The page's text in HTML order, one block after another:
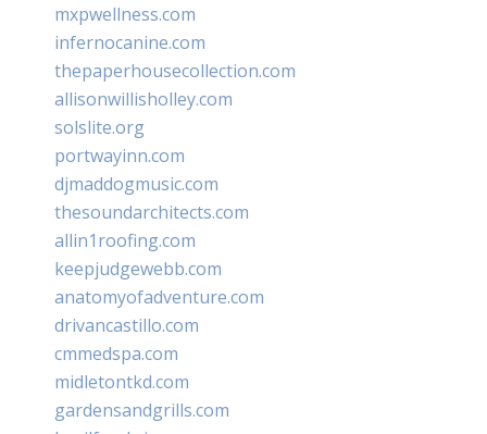
mxpwellness.com
infernocanine.com
thepaperhousecollection.com
allisonwillisholley.com
solslite.org
portwayinn.com
djmaddogmusic.com
thesoundarchitects.com
allin1roofing.com
keepjudgewebb.com
anatomyofadventure.com
drivancastillo.com
cmmedspa.com
midletontkd.com
gardensandgrills.com